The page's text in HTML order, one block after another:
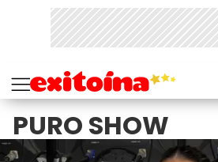
PURO SHOW